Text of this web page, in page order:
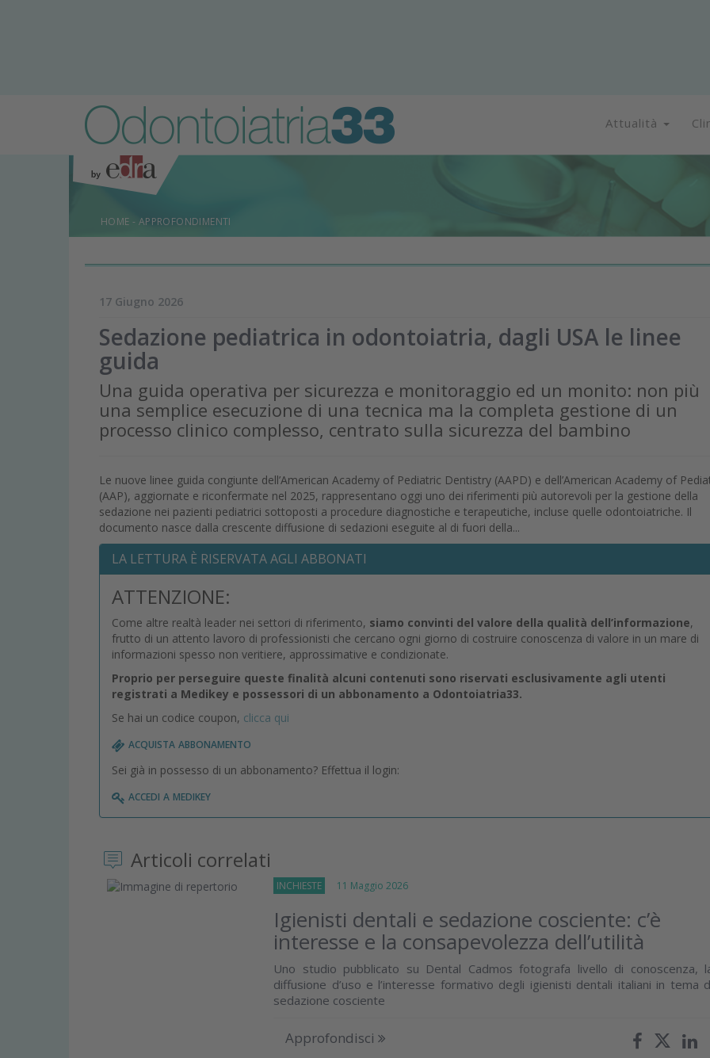
Attualità
HOME - APPROFONDIMENTI
17 Giugno 2026
Sedazione pediatrica in odontoiatria, dagli USA le linee
guida
Una guida operativa per sicurezza e monitoraggio ed un monito: non più
una semplice esecuzione di una tecnica ma la completa gestione di un
processo clinico complesso, centrato sulla sicurezza del bambino
Le nuove linee guida congiunte dell’American Academy of Pediatric Dentistry (AAPD) e dell’American Academy of
(AAP), aggiornate e riconfermate nel 2025, rappresentano oggi uno dei riferimenti più autorevoli per la gestione della
sedazione nei pazienti pediatrici sottoposti a procedure diagnostiche e terapeutiche, incluse quelle odontoiatriche. Il
documento nasce dalla crescente diffusione di sedazioni eseguite al di fuori della...
LA LETTURA È RISERVATA AGLI ABBONATI
ATTENZIONE:
Come altre realtà leader nei settori di riferimento, siamo convinti del valore della qualità dell’informazione,
frutto di un attento lavoro di professionisti che cercano ogni giorno di costruire conoscenza di valore in un mare di
informazioni spesso non veritiere, approssimative e condizionate.
Proprio per perseguire queste finalità alcuni contenuti sono riservati esclusivamente agli utenti
registrati a Medikey e possessori di un abbonamento a Odontoiatria33.
Se hai un codice coupon, clicca qui
acquista abbonamento
Sei già in possesso di un abbonamento? Effettua il login:
accedi a medikey
Articoli correlati
INCHIESTE 11 Maggio 2026
Igienisti dentali e sedazione cosciente: c’è
interesse e la consapevolezza dell’utilità
Uno studio pubblicato su Dental Cadmos fotografa livello di conoscenza,
diffusione d’uso e l’interesse formativo degli igienisti dentali italiani in tema
sedazione cosciente
Approfondisci